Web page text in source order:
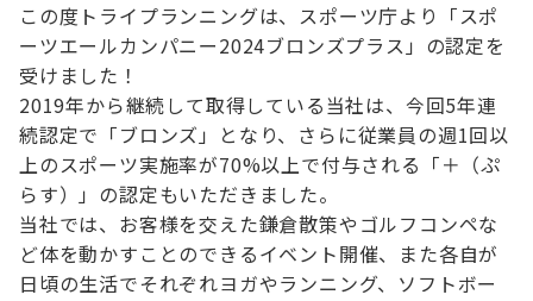
この度トライプランニングは、スポーツ庁より「スポ
ーツエールカンパニー2024ブロンズプラス」の認定を
受けました！
2019年から継続して取得している当社は、今回5年連
続認定で「ブロンズ」となり、さらに従業員の週1回以
上のスポーツ実施率が70%以上で付与される「＋（ぷ
らす）」の認定もいただきました。
当社では、お客様を交えた鎌倉散策やゴルフコンペな
ど体を動かすことのできるイベント開催、また各自が
日頃の生活でそれぞれヨガやランニング、ソフトボー